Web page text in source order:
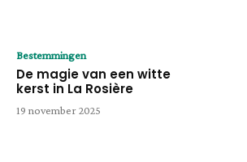
Bestemmingen
De magie van een witte
kerst in La Rosière
19 november 2025